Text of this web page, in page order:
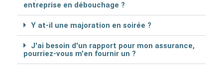
entreprise en débouchage ?
Y at-il une majoration en soirée ?
J'ai besoin d'un rapport pour mon assurance,
pourriez-vous m'en fournir un ?